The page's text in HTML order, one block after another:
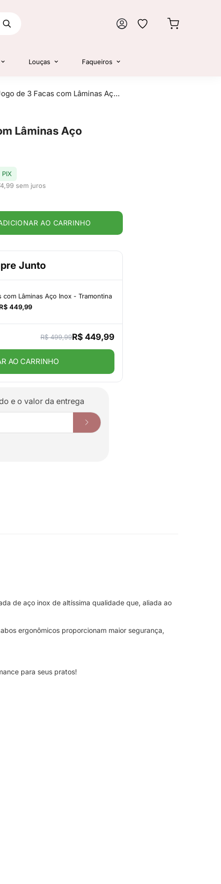
Louças Faqueiros
Jogo de 3 Facas com Lâminas Aço Inox - Tramontina
Lâminas Aço
sem juros
AO CARRINHO
Junto
com Lâminas Aço Inox - Tramontina
449,99
R$ 499,99R$ 449,99
AO CARRINHO
e o valor da entrega
de aço inox de altíssima qualidade que, aliada ao
ergonômicos proporcionam maior segurança,
para seus pratos!